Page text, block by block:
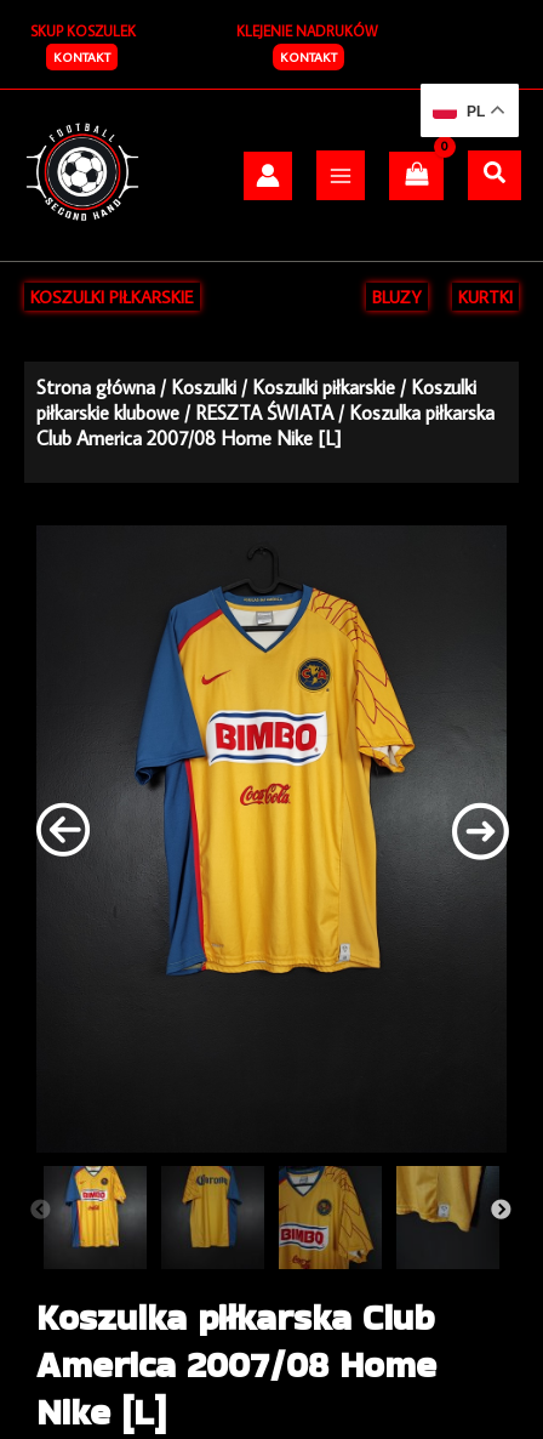
treści
SKUP KOSZULEK
KONTAKT
KLEJENIE NADRUKÓW
KONTAKT
KOSZULKI PIŁKARSKIE BLUZY KURTKI
Strona główna /Koszulki /Koszulki piłkarskie /Koszulki
piłkarskie klubowe /RESZTA ŚWIATA/ Koszulka piłkarska
Club America 2007/08 Home Nike [L]
Koszulka piłkarska Club
America 2007/08 Home
Nike [L]
PL